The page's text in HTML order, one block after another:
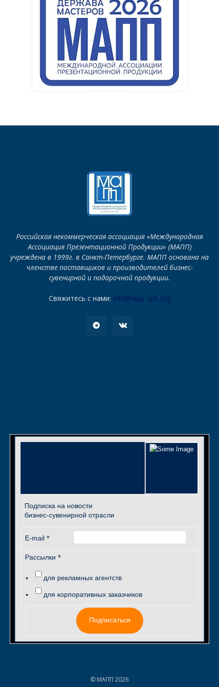
Российская некоммерческая ассоциация «Международная
Ассоциация Презентационной Продукции» (МАПП)
учреждена в 1999г. в Санкт-Петербурге. МАПП основана на
членстве поставщиков и производителей бизнес-
сувенирной и подарочной продукции.
Свяжитесь с нами: info@iapp-spb.org
Подписка на новости
бизнес-сувенирной отрасли
E-mail *
Рассылки *
для рекламных агентств
для корпоративных заказчиков
Подписаться
© МАПП 2026